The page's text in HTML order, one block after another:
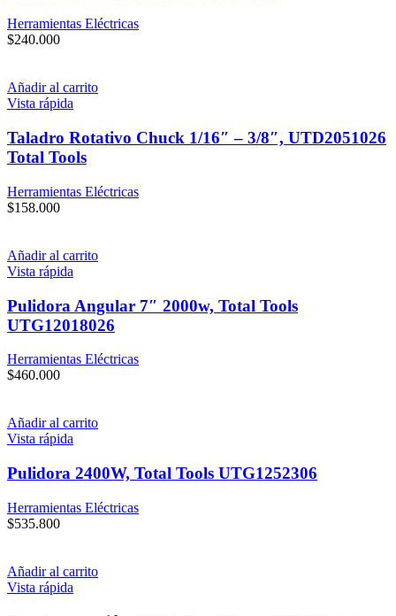
Herramientas Eléctricas
$240.000
Añadir al carrito
Vista rápida
Taladro Rotativo Chuck 1/16″ – 3/8″, UTD2051026
Total Tools
Herramientas Eléctricas
$158.000
Añadir al carrito
Vista rápida
Pulidora Angular 7″ 2000w, Total Tools
UTG12018026
Herramientas Eléctricas
$460.000
Añadir al carrito
Vista rápida
Pulidora 2400W, Total Tools UTG1252306
Herramientas Eléctricas
$535.800
Añadir al carrito
Vista rápida